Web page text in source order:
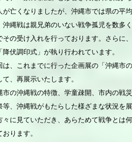
が亡くなりましたが、沖縄市では県の平
沖縄戦は親兄弟のいない戦争孤児を数多
その受け入れを行っております。さらに
降伏調印式」が執り行われています。
、これまでに行った企画展の「沖縄市
て、再展示いたします。
の沖縄戦の特徴、学童疎開、市内の戦
等、沖縄戦がもたらした様ざまな状況を
々に見ていただき、あらためて戦争とは
おります。